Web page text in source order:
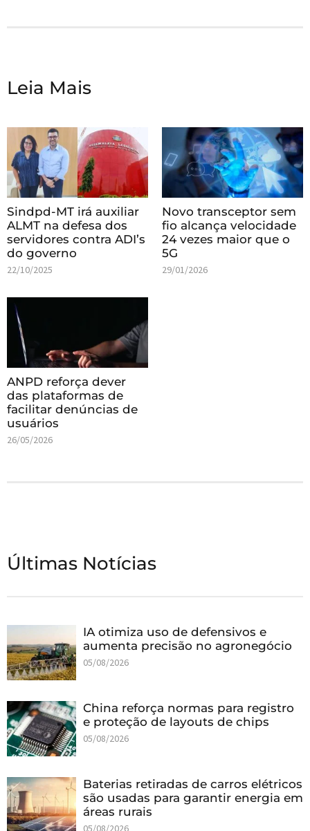
Leia Mais
Sindpd-MT irá auxiliar
ALMT na defesa dos
servidores contra ADI’s
do governo
22/10/2025
Novo transceptor sem
fio alcança velocidade
24 vezes maior que o
5G
29/01/2026
ANPD reforça dever
das plataformas de
facilitar denúncias de
usuários
26/05/2026
Últimas Notícias
IA otimiza uso de defensivos e
aumenta precisão no agronegócio
05/08/2026
China reforça normas para registro
e proteção de layouts de chips
05/08/2026
Baterias retiradas de carros elétricos
são usadas para garantir energia em
áreas rurais
05/08/2026